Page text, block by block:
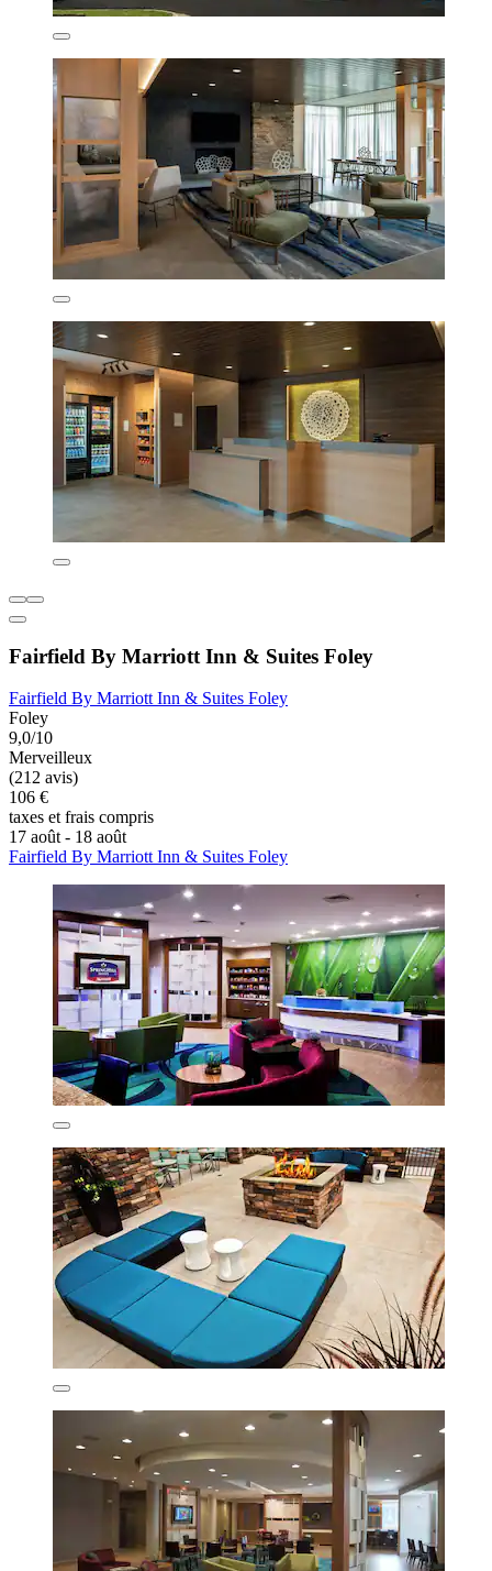
Fairfield By Marriott Inn & Suites Foley
Fairfield By Marriott Inn & Suites Foley
Foley
9,0/10
Merveilleux
(212 avis)
106 €
taxes et frais compris
17 août - 18 août
Fairfield By Marriott Inn & Suites Foley